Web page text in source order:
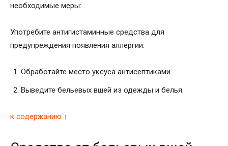
необходимые меры:
Употребите антигистаминные средства для
предупреждения появления аллергии.
Обработайте место уксуса антисептиками.
Выведите бельевых вшей из одежды и белья.
к содержанию ↑